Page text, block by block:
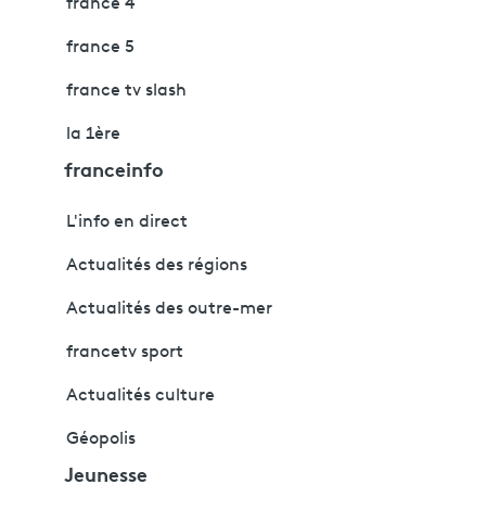
france 4
france 5
france tv slash
la 1ère
franceinfo
L'info en direct
Actualités des régions
Actualités des outre-mer
francetv sport
Actualités culture
Géopolis
Jeunesse